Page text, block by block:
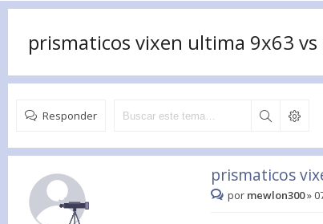
prismaticos vixen ultima 9x63
Responder
prismaticos
por mewlon300»